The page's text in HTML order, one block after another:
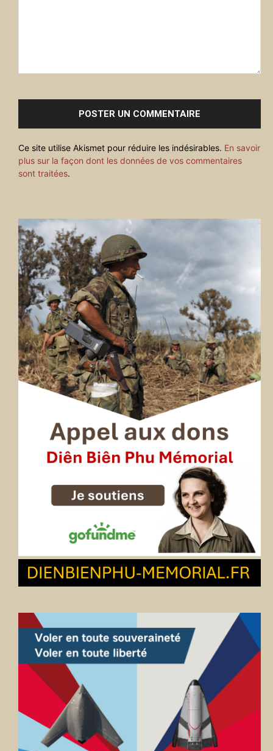
Ce site utilise Akismet pour réduire les indésirables. En savoir
plus sur la façon dont les données de vos commentaires
sont traitées.